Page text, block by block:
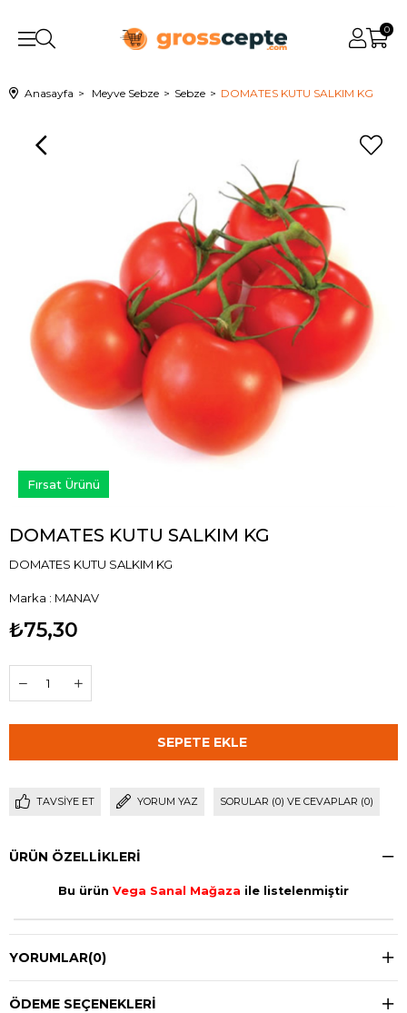
0
Anasayfa Meyve Sebze Sebze DOMATES KUTU SALKIM KG
Fırsat Ürünü
DOMATES KUTU SALKIM KG
DOMATES KUTU SALKIM KG
Marka : MANAV
₺75,30
TAVSIYE ET YORUM YAZ SORULAR (0) VE CEVAPLAR (0)
ÜRÜN ÖZELLIKLERI
Bu ürün Vega Sanal Mağaza ile listelenmiştir
YORUMLAR(0)
ÖDEME SEÇENEKLERI